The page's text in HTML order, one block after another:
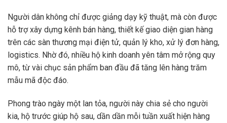
Người dân không chỉ được giảng dạy kỹ thuật, mà còn được
hỗ trợ xây dựng kênh bán hàng, thiết kế giao diện gian hàng
trên các sàn thương mại điện tử, quản lý kho, xử lý đơn hàng,
logistics. Nhờ đó, nhiều hộ kinh doanh yên tâm mở rộng quy
mô, từ vài chục sản phẩm ban đầu đã tăng lên hàng trăm
mẫu mã độc đáo.
Phong trào ngày một lan tỏa, người này chia sẻ cho người
kia, hộ trước giúp hộ sau, dần dần mỗi tuần xuất hiện hàng